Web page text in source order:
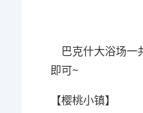
巴克什大浴场一
即可~
【樱桃小镇】